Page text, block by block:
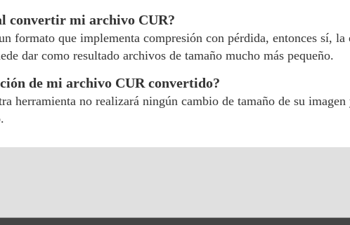
convertir mi archivo CUR?
formato que implementa compresión con pérdida, entonces sí,
dar como resultado archivos de tamaño mucho más pequeño.
de mi archivo CUR convertido?
herramienta no realizará ningún cambio de tamaño de su